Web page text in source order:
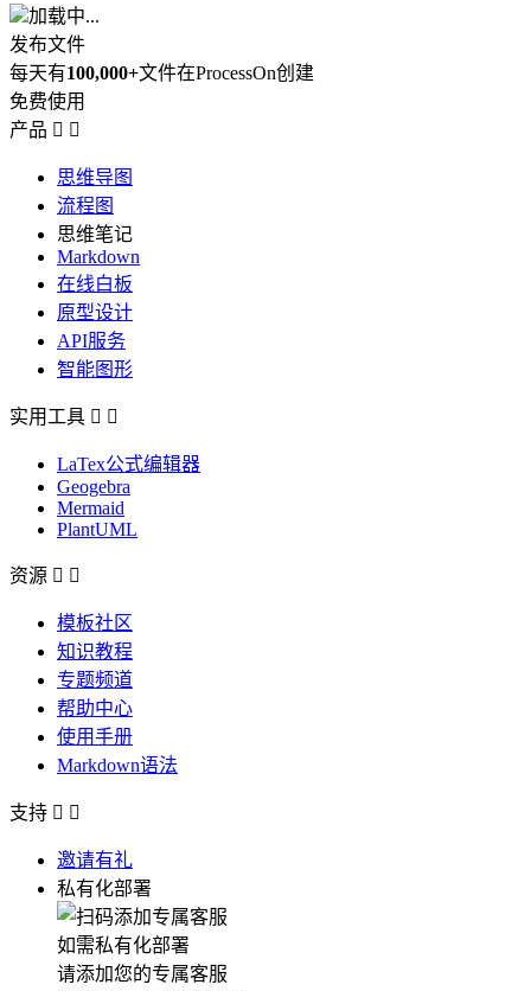
加载中...
发布文件
每天有100,000+文件在ProcessOn创建
免费使用
产品  
思维导图
流程图
思维笔记
Markdown
在线白板
原型设计
API服务
智能图形
实用工具  
LaTex公式编辑器
Geogebra
Mermaid
PlantUML
资源  
模板社区
知识教程
专题频道
帮助中心
使用手册
Markdown语法
支持  
邀请有礼
私有化部署
如需私有化部署
请添加您的专属客服